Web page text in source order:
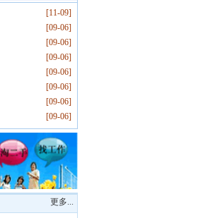
[11-09]
[09-06]
[09-06]
[09-06]
[09-06]
[09-06]
[09-06]
[09-06]
更多...